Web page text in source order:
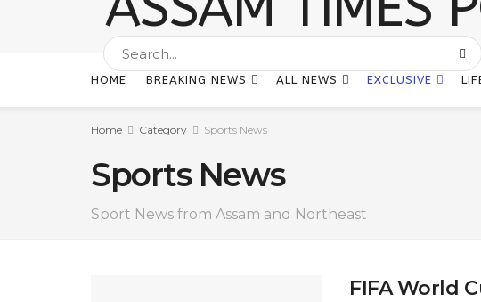
HOME BREAKING NEWS ALL NEWS EXCLUSIVE
Home Category Sports News
Sports News
Sport News from Assam and Northeast
FIFA World Cup